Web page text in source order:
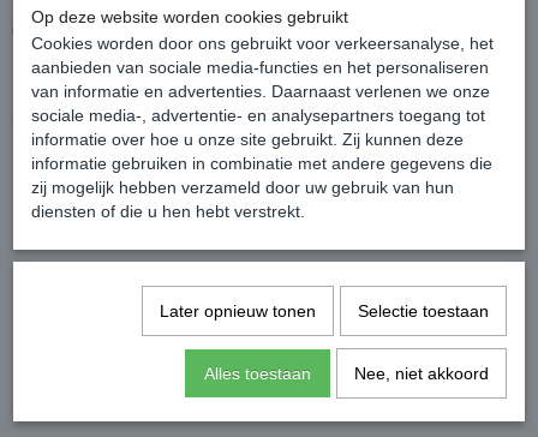
een singellus.
Kleur: Blueberry
Samenstelling: 94% Polyester / 6% Elastane
Op deze website worden cookies gebruikt
Cookies worden door ons gebruikt voor verkeersanalyse, het
aanbieden van sociale media-functies en het personaliseren
van informatie en advertenties. Daarnaast verlenen we onze
sociale media-, advertentie- en analysepartners toegang tot
informatie over hoe u onze site gebruikt. Zij kunnen deze
informatie gebruiken in combinatie met andere gegevens die
zij mogelijk hebben verzameld door uw gebruik van hun
diensten of die u hen hebt verstrekt.
Later opnieuw tonen Selectie toestaan
Alles toestaan Nee, niet akkoord